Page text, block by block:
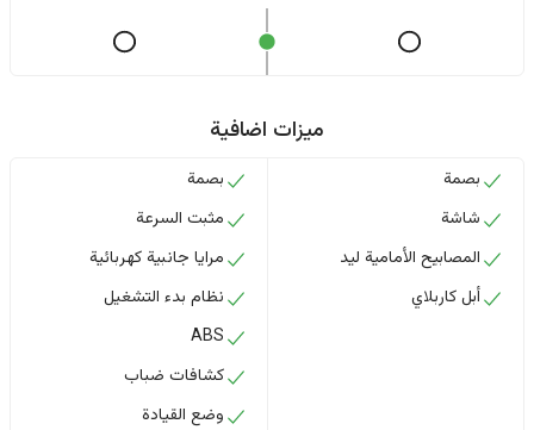
ميزات اضافية
بصمة
شاشة
المصابيح الأمامية ليد
أبل كاربلاي
بصمة
مثبت السرعة
مرايا جانبية كهربائية
نظام بدء التشغيل
ABS
كشافات ضباب
وضع القيادة